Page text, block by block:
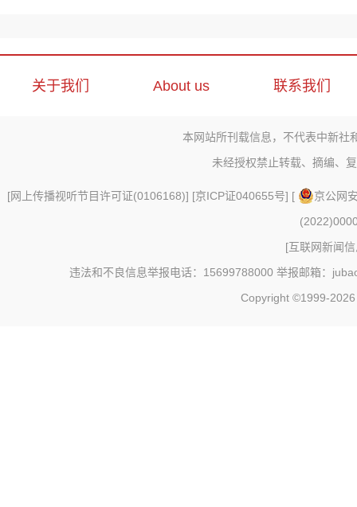
关于我们 About us 联系我们
本网站所刊载信息，不代表中新社
未经授权禁止转载、摘编、
[网上传播视听节目许可证(0106168)] [京ICP证040655号] [
京公网
[互联网新闻
违法和不良信息举报电话：15699788000 举报邮箱：
Copyright ©1999-